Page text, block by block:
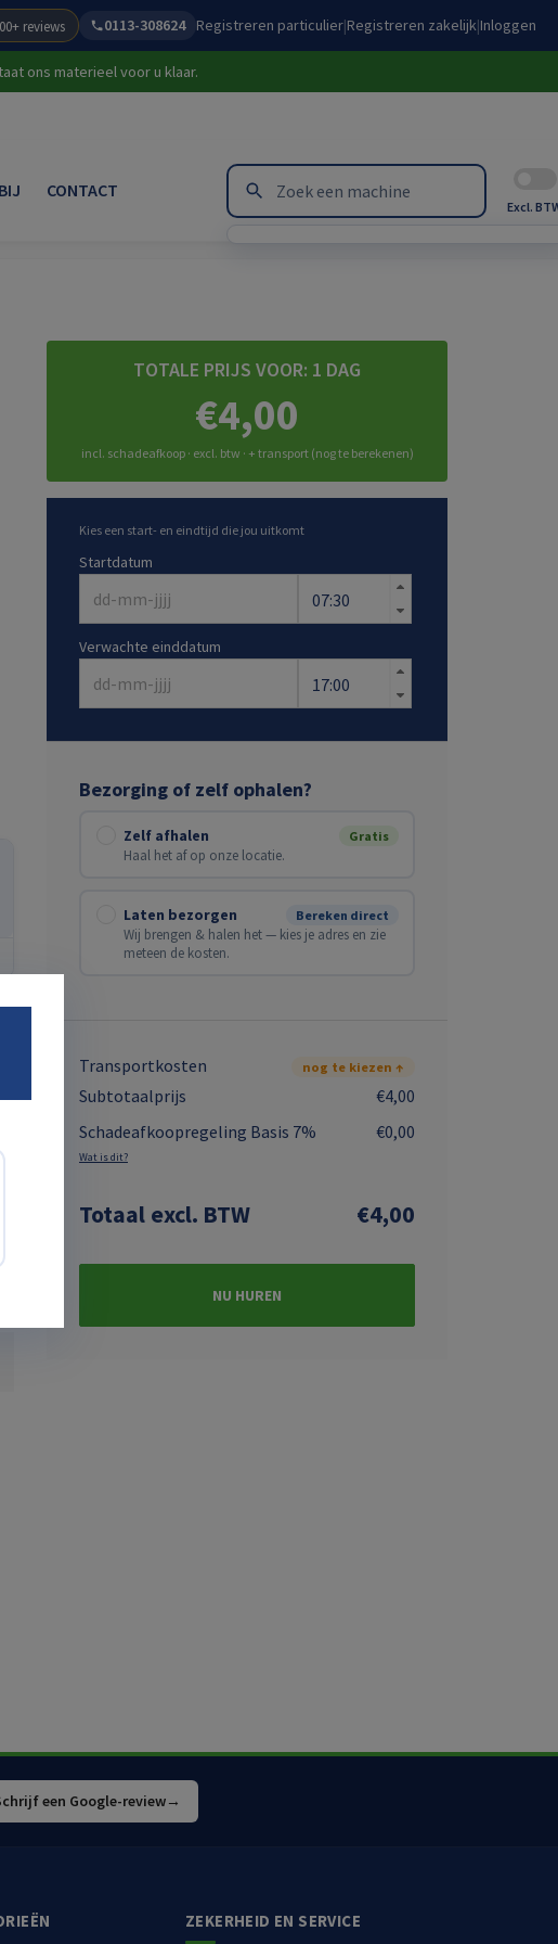
reviews 0113-308624 Registreren particulier|Registreren zakelijk|Inloggen
ons materieel voor u klaar.
CONTACT
Excl.
TOTALE PRIJS VOOR: 1 DAG
€4,00
incl. schadeafkoop · excl. btw · + transport (nog te berekenen)
Kies een start- en eindtijd die jou uitkomt
Startdatum
Verwachte einddatum
Bezorging of zelf ophalen?
Gratis
Zelf afhalen
Haal het af op onze locatie.
Bereken direct
Laten bezorgen
Wij brengen & halen het — kies je adres en zie
meteen de kosten.
Transportkosten nog te kiezen ↑
Subtotaalprijs
€4,00
Schadeafkoopregeling Basis 7%
€0,00
Wat is dit?
Totaal excl. BTW €4,00
NU HUREN
een Google-review→
ZEKERHEID EN SERVICE